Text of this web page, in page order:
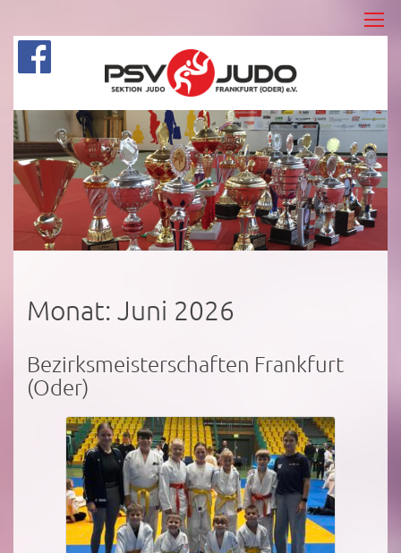
Monat: Juni 2026
Bezirksmeisterschaften Frankfurt
(Oder)